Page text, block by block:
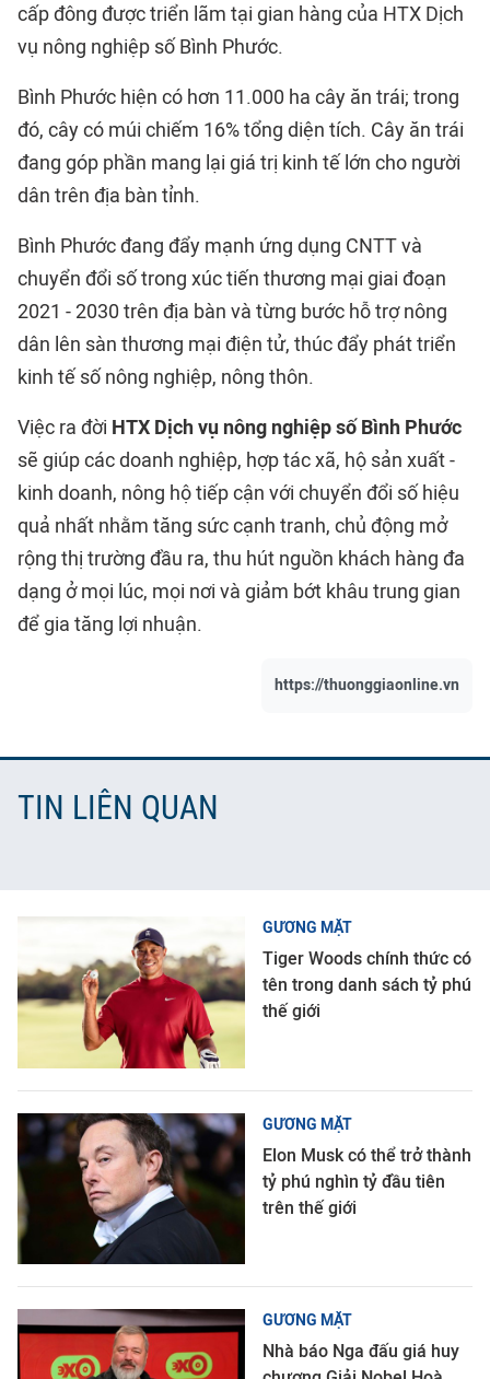
cấp đông được triển lãm tại gian hàng của HTX Dịch
vụ nông nghiệp số Bình Phước.
Bình Phước hiện có hơn 11.000 ha cây ăn trái; trong
đó, cây có múi chiếm 16% tổng diện tích. Cây ăn trái
đang góp phần mang lại giá trị kinh tế lớn cho người
dân trên địa bàn tỉnh.
Bình Phước đang đẩy mạnh ứng dụng CNTT và
chuyển đổi số trong xúc tiến thương mại giai đoạn
2021 - 2030 trên địa bàn và từng bước hỗ trợ nông
dân lên sàn thương mại điện tử, thúc đẩy phát triển
kinh tế số nông nghiệp, nông thôn.
Việc ra đời HTX Dịch vụ nông nghiệp số Bình Phước
sẽ giúp các doanh nghiệp, hợp tác xã, hộ sản xuất -
kinh doanh, nông hộ tiếp cận với chuyển đổi số hiệu
quả nhất nhằm tăng sức cạnh tranh, chủ động mở
rộng thị trường đầu ra, thu hút nguồn khách hàng đa
dạng ở mọi lúc, mọi nơi và giảm bớt khâu trung gian
để gia tăng lợi nhuận.
https://thuonggiaonline.vn
TIN LIÊN QUAN
GƯƠNG MẶT
Tiger Woods chính thức có
tên trong danh sách tỷ phú
thế giới
GƯƠNG MẶT
Elon Musk có thể trở thành
tỷ phú nghìn tỷ đầu tiên
trên thế giới
GƯƠNG MẶT
Nhà báo Nga đấu giá huy